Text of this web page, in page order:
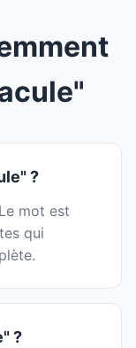
?
Le mot est
qui
?